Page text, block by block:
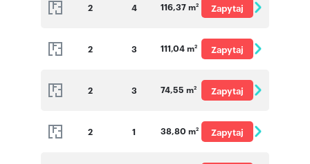
2 4 116,37 m2
Zapytaj
2 3 111,04 m2
Zapytaj
2 3 74,55 m2
Zapytaj
2 1 38,80 m2
Zapytaj